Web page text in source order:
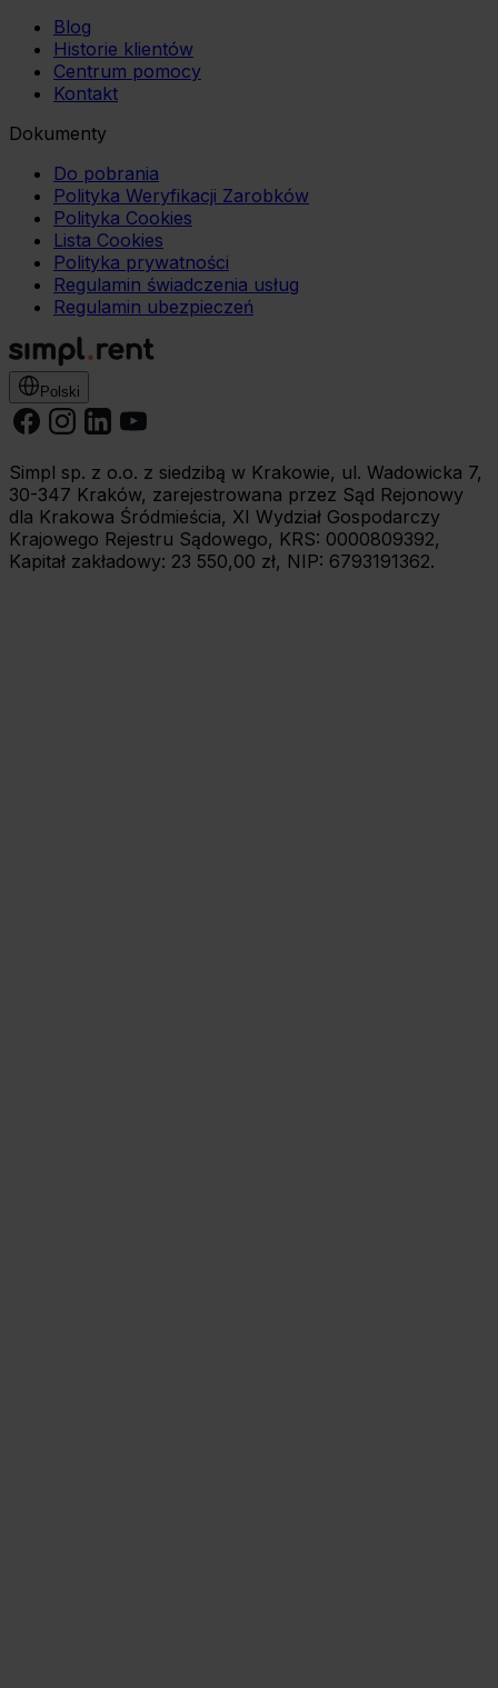
Blog
Historie klientów
Centrum pomocy
Kontakt
Dokumenty
Do pobrania
Polityka Weryfikacji Zarobków
Polityka Cookies
Lista Cookies
Polityka prywatności
Regulamin świadczenia usług
Regulamin ubezpieczeń
Polski
Simpl sp. z o.o. z siedzibą w Krakowie, ul. Wadowicka 7,
30-347 Kraków, zarejestrowana przez Sąd Rejonowy
dla Krakowa Śródmieścia, XI Wydział Gospodarczy
Krajowego Rejestru Sądowego, KRS: 0000809392,
Kapitał zakładowy: 23 550,00 zł, NIP: 6793191362.